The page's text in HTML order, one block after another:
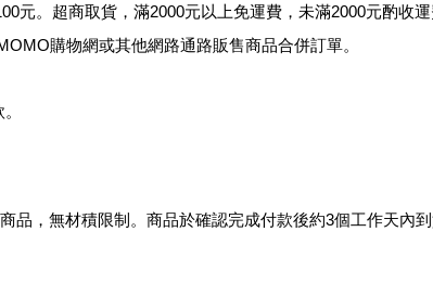
元。超商取貨 ，滿2000元以上免運費，未滿2000元酌收
購物網或其他網路通路販售商品合併訂單。
。
品，無材積限制。商品於確認完成付款後約3個工作天內到